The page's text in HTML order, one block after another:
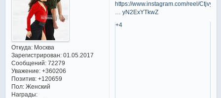
Откуда:Москва
Зарегистрирован: 01.05.2017
Сообщений:72279
Уважение: +360206
Позитив: +120659
Пол:Женский
Награды:
https://www.instagram.com/reel/
… yN2ExYTkwZ
+4